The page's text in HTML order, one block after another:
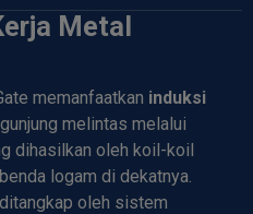
Metal
memanfaatkan induksi
melintas melalui
dihasilkan oleh koil-koil
logam di dekatnya.
oleh sistem